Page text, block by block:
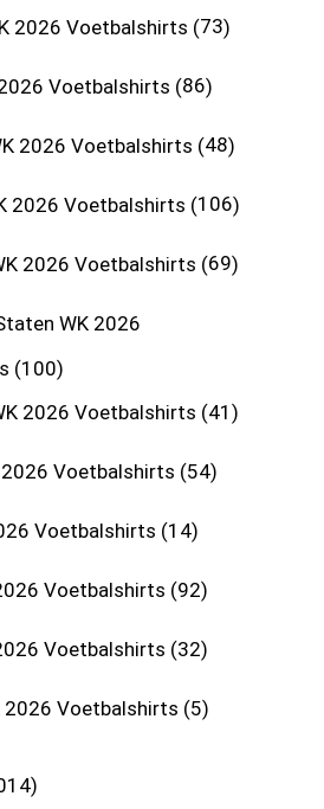
2026 Voetbalshirts 73
Voetbalshirts 86
2026 Voetbalshirts 48
2026 Voetbalshirts 106
2026 Voetbalshirts 69
WK 2026
100
2026 Voetbalshirts 41
2026 Voetbalshirts 54
Voetbalshirts 14
Voetbalshirts 92
Voetbalshirts 32
2026 Voetbalshirts 5